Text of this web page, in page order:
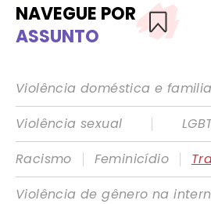
NAVEGUE POR
ASSUNTO
Violência doméstica e
Violência sexual
|
Racismo
| Feminicídio |
Violência de gênero na